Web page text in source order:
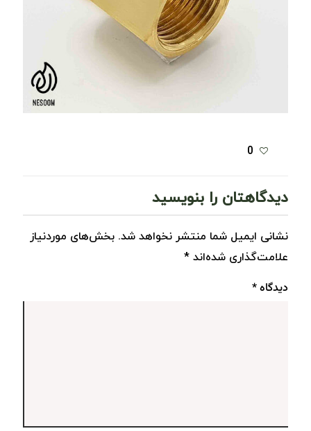
0
دیدگاهتان را بنویسید
نشانی ایمیل شما منتشر نخواهد شد. بخش‌های موردنیاز
علامت‌گذاری شده‌اند *
دیدگاه*